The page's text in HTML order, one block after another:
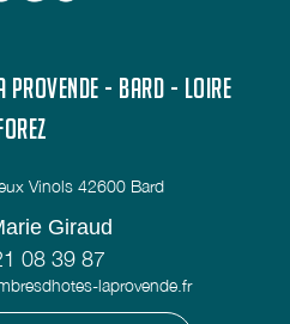
PROVENDE - BARD - LOIRE
Vinols 42600 Bard
Giraud
08 39 87
laprovende.fr